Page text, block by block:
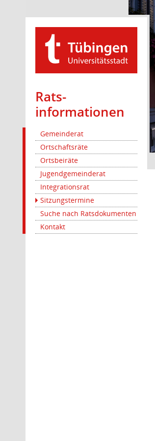
Rats­
informationen
Gemeinderat
Ortschaftsräte
Ortsbeiräte
Jugendgemeinderat
Integrationsrat
Sitzungstermine
Suche nach Ratsdokumenten
Kontakt